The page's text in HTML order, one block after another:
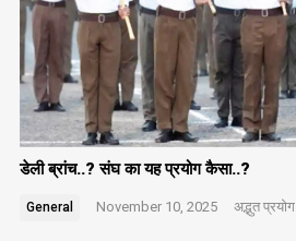
डेली ब्रांच..? संघ का यह प्रयोग कैसा..?
General November 10, 2025 अद्भुत प्रयोग